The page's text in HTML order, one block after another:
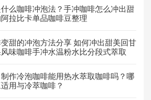
么咖啡冲泡法？手冲咖啡怎么冲出甜
拉比卡单品咖啡豆整理
甜的冲泡方法分享 如何冲出甜美回甘
味咖啡手冲水温粉水比分段式萃取
作冷泡咖啡能用热水萃取咖啡吗？哪
用与冷萃咖啡？